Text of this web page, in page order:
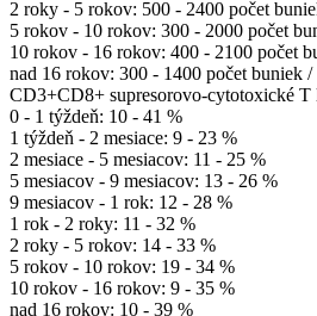
2 roky - 5 rokov: 500 - 2400 počet
5 rokov - 10 rokov: 300 - 2000 počet
10 rokov - 16 rokov: 400 - 2100 počet
nad 16 rokov: 300 - 1400 počet buniek /
CD3+CD8+ supresorovo-cytotoxické
0 - 1 týždeň: 10 - 41 %
1 týždeň - 2 mesiace: 9 - 23 %
2 mesiace - 5 mesiacov: 11 - 25 %
5 mesiacov - 9 mesiacov: 13 - 26 %
9 mesiacov - 1 rok: 12 - 28 %
1 rok - 2 roky: 11 - 32 %
2 roky - 5 rokov: 14 - 33 %
5 rokov - 10 rokov: 19 - 34 %
10 rokov - 16 rokov: 9 - 35 %
nad 16 rokov: 10 - 39 %